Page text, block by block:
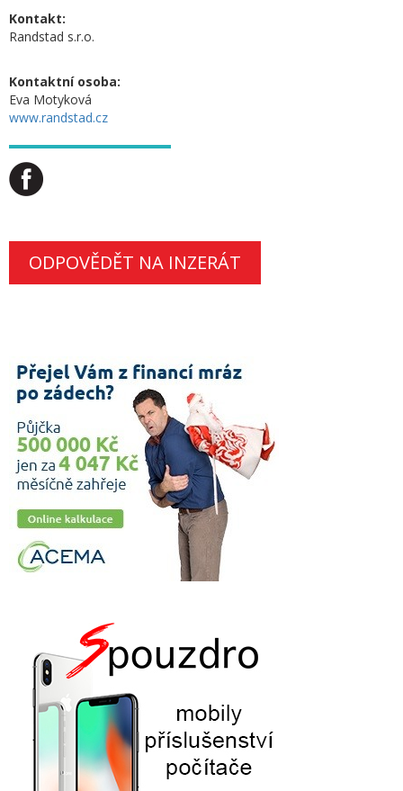
Kontakt:
Randstad s.r.o.
Kontaktní osoba:
Eva Motyková
www.randstad.cz
ODPOVĚDĚT NA INZERÁT